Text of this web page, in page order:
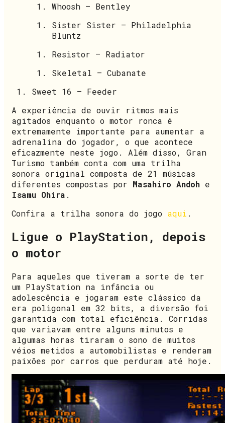
Whoosh – Bentley
Sister Sister – Philadelphia
Bluntz
Resistor – Radiator
Skeletal – Cubanate
Sweet 16 – Feeder
A experiência de ouvir ritmos mais
agitados enquanto o motor ronca é
extremamente importante para aumentar a
adrenalina do jogador, o que acontece
eficazmente neste jogo. Além disso, Gran
Turismo também conta com uma trilha
sonora original composta de 21 músicas
diferentes compostas por Masahiro Andoh e
Isamu Ohira .
Confira a trilha sonora do jogo aqui .
Ligue o PlayStation, depois
o motor
Para aqueles que tiveram a sorte de ter
um PlayStation na infância ou
adolescência e jogaram este clássico da
era poligonal em 32 bits, a diversão foi
garantida com total eficiência. Corridas
que variavam entre alguns minutos e
algumas horas tiraram o sono de muitos
véios metidos a automobilistas e renderam
paixões por carros que perduram até hoje.